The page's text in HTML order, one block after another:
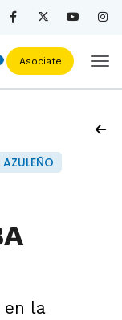
Asociate
AZULEÑO
en la